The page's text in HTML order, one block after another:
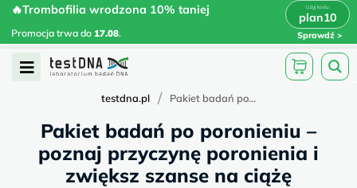
Skip
content
🔥Trombofilia wrodzona 10% taniej
Promocja trwa do 17.08.
plan10
Sprawdź
🔥Trombofilia wrodzona 10% taniej
plan10 x
Open
testdna.pl / Pakiet badań po...
Pakiet badań po poronieniu –
poznaj przyczynę poronienia i
zwiększ szanse na ciążę